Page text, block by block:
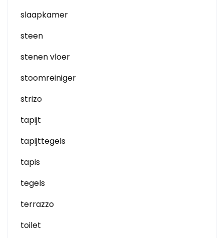
slaapkamer
steen
stenen vloer
stoomreiniger
strizo
tapijt
tapijttegels
tapis
tegels
terrazzo
toilet